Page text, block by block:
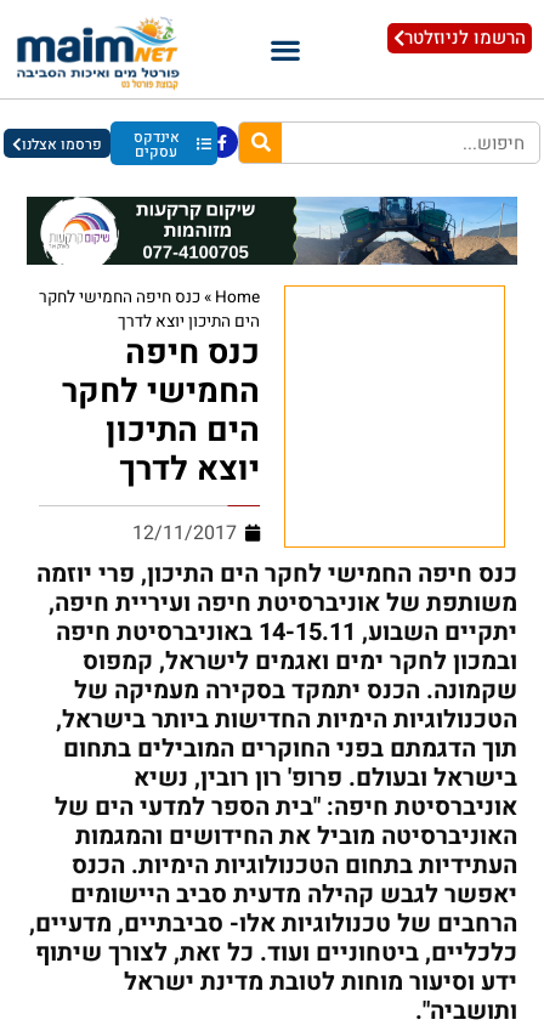
הרשמו לניוזלטר
אינדקס
עסקים פרסמו אצלנו
Home
»כנס חיפה החמישי לחקר
הים התיכון יוצא לדרך
כנס חיפה
החמישי לחקר
הים התיכון
יוצא לדרך
12/11/2017
כנס חיפה החמישי לחקר הים התיכון, פרי יוזמה
משותפת של אוניברסיטת חיפה ועיריית חיפה,
יתקיים השבוע, 14-15.11 באוניברסיטת חיפה
ובמכון לחקר ימים ואגמים לישראל, קמפוס
שקמונה. הכנס יתמקד בסקירה מעמיקה של
הטכנולוגיות הימיות החדישות ביותר בישראל,
תוך הדגמתם בפני החוקרים המובילים בתחום
בישראל ובעולם. פרופ' רון רובין, נשיא
אוניברסיטת חיפה: "בית הספר למדעי הים של
האוניברסיטה מוביל את החידושים והמגמות
העתידיות בתחום הטכנולוגיות הימיות. הכנס
יאפשר לגבש קהילה מדעית סביב היישומים
הרחבים של טכנולוגיות אלו- סביבתיים, מדעיים,
כלכליים, ביטחוניים ועוד. כל זאת, לצורך שיתוף
ידע וסיעור מוחות לטובת מדינת ישראל
ותושביה". ​